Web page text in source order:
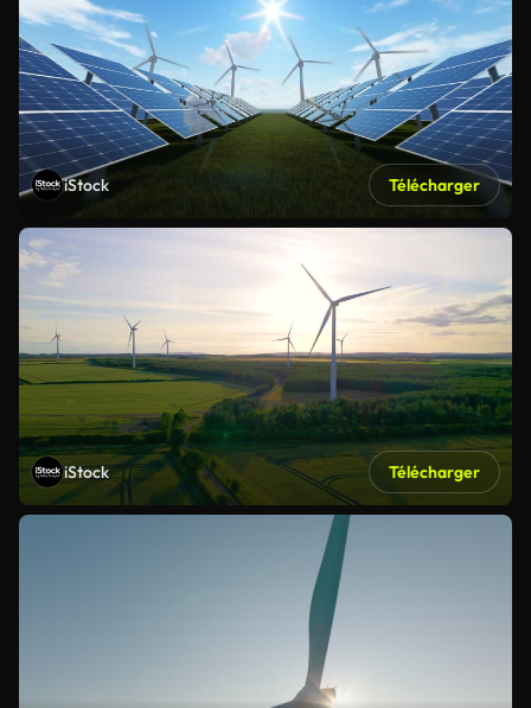
iStock Télécharger
iStock Télécharger